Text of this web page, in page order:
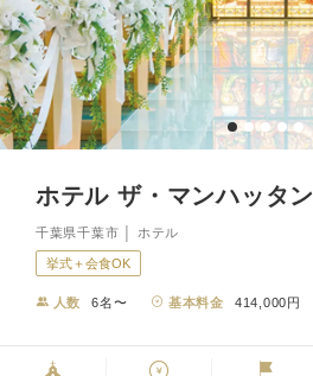
ホテル ザ・マンハッタン
千葉県千葉市 │ ホテル
挙式＋会食OK
人数 6名〜 基本料金 414,000円